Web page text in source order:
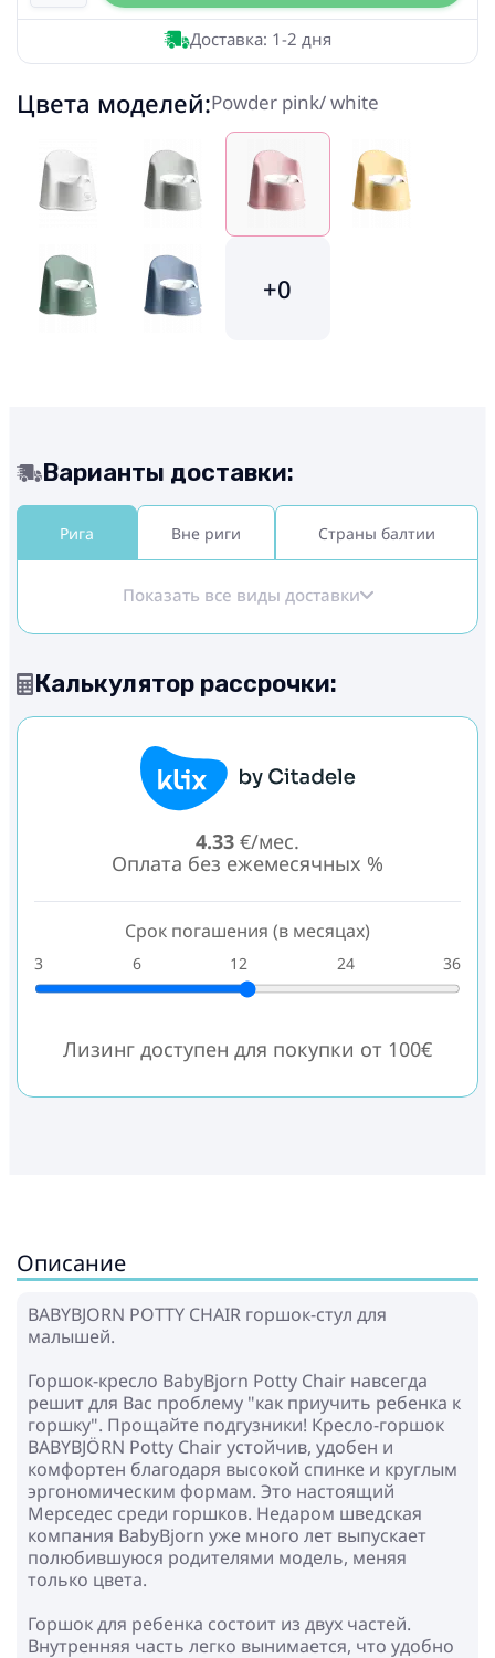
Доставка: 1-2 дня
Цвета моделей:Powder pink/ white
+0
Варианты доставки:
Рига Вне риги Страны балтии
Показать все виды доставки
Калькулятор рассрочки:
4.33 €/мес.
Оплата без ежемесячных %
Срок погашения (в месяцах)
3 6 12 24 36
Лизинг доступен для покупки от 100€
Описание
BABYBJORN POTTY CHAIR горшок-стул для
малышей.
Горшок-кресло BabyBjorn Potty Chair навсегда
решит для Вас проблему "как приучить ребенка к
горшку". Прощайте подгузники! Кресло-горшок
BABYBJÖRN Potty Chair устойчив, удобен и
комфортен благодаря высокой спинке и круглым
эргономическим формам. Это настоящий
Мерседес среди горшков. Недаром шведская
компания BabyBjorn уже много лет выпускает
полюбившуюся родителями модель, меняя
только цвета.
Горшок для ребенка состоит из двух частей.
Внутренняя часть легко вынимается, что удобно